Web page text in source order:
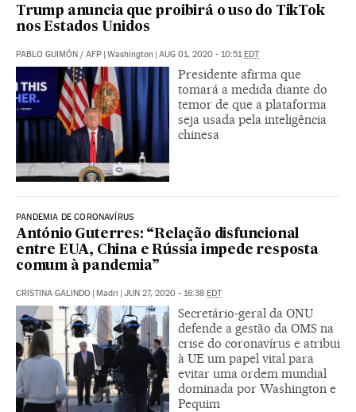
Trump anuncia que proibirá o uso do TikTok
nos Estados Unidos
PABLO GUIMÓN / AFP | Washington | AUG 01, 2020 - 10:51EDT
Presidente afirma que
tomará a medida diante do
temor de que a plataforma
seja usada pela inteligência
chinesa
PANDEMIA DE CORONAVÍRUS
António Guterres: “Relação disfuncional
entre EUA, China e Rússia impede resposta
comum à pandemia”
CRISTINA GALINDO | Madri | JUN 27, 2020 - 16:38 EDT
Secretário-geral da ONU
defende a gestão da OMS na
crise do coronavírus e atribui
à UE um papel vital para
evitar uma ordem mundial
dominada por Washington e
Pequim